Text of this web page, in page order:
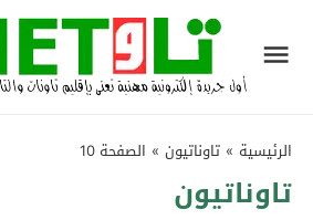
الرئيسية » تاوناتيون » الصفحة 10
تاوناتيون